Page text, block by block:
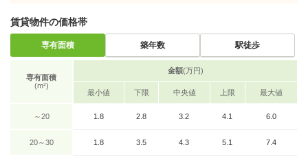
賃貸物件の価格帯
専有面積 築年数 駅徒歩
専有面積
(m²)
金額(万円)
最小値 下限 中央値 上限 最大値
～20 1.8 2.8 3.2 4.1 6.0
20～30 1.8 3.5 4.3 5.1 7.4